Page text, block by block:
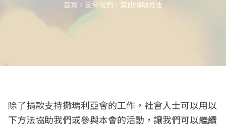
首頁 支持我們 其他捐助方法
除了捐款支持撒瑪利亞會的工作，社會人士可以用以
下方法協助我們或參與本會的活動，讓我們可以繼續